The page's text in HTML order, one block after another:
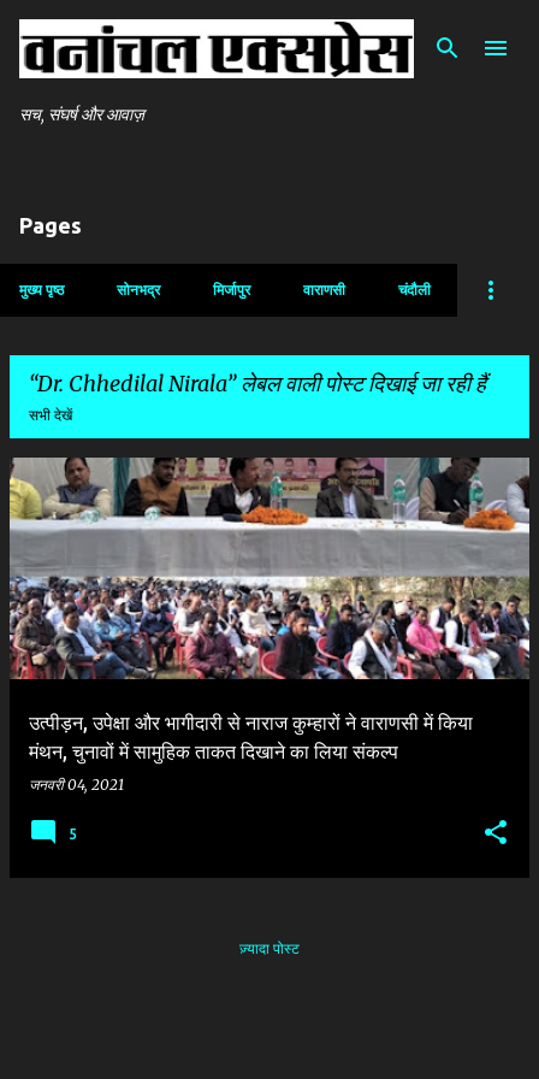
सीधे मुख्य सामग्री पर जाएं
सच, संघर्ष और आवाज़
Pages
मुख्य पृष्ठ सोनभद्र मिर्जापुर वाराणसी चंदौली
Dr. Chhedilal Nirala लेबल वाली पोस्ट दिखाई जा रही हैं
सभी देखें
सं
दे
श
उत्पीड़न, उपेक्षा और भागीदारी से नाराज कुम्हारों ने वाराणसी में किया
मंथन, चुनावों में सामुहिक ताकत दिखाने का लिया संकल्प
जनवरी 04, 2021
5
ज़्यादा पोस्ट